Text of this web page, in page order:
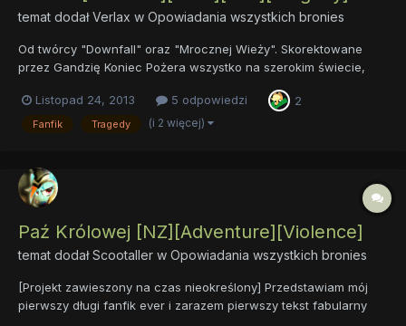
temat dodałVerlax w Opowiadania wszystkich bronies
Od twórcy "Downfall" oraz "Mrocznej Wieży". Skorektowane
przez Gandzię Koniec Pożera wszystko na szerokim świecie,
kamienie, jasną stal łamie, wysusza strumienie, królów zabija,
burzy dumne miasta, powala górę, co w ni...
Listopad 24, 2013 5 odpowiedzi 2
Fanfik Tragedy (i 2 więcej)
Paź Królowej [NZ][Adventure][Violence]
temat dodałScootaller w Opowiadania wszystkich bronies
[Projekt zawieszony na czas nieokreślony] Przedstawiam mój
pierwszy długi fanfik ever i zarazem pierwszy tekst fabularny